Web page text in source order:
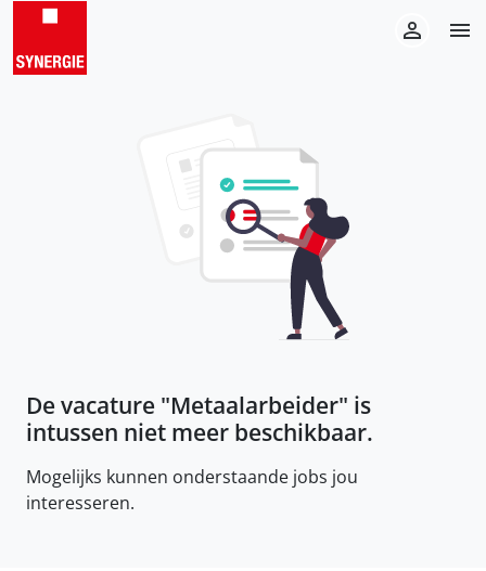
De vacature "Metaalarbeider" is
intussen niet meer beschikbaar.
Mogelijks kunnen onderstaande jobs jou
interesseren.